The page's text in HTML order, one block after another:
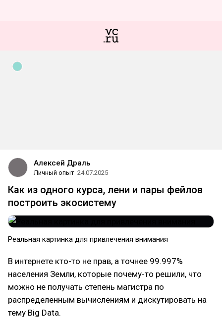
Алексей Драль
Личный опыт 24.07.2025
Как из одного курса, лени и пары фейлов
построить экосистему
Реальная картинка для привлечения внимания
В интернете кто-то не прав, а точнее 99.997%
населения Земли, которые почему-то решили, что
можно не получать степень магистра по
распределенным вычислениям и дискутировать на
тему Big Data.